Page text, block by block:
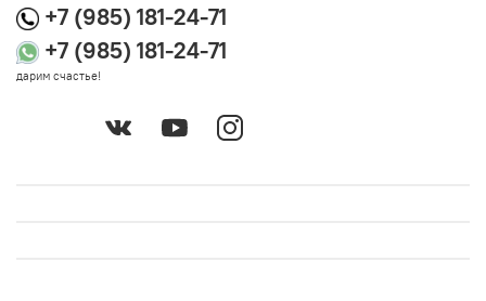
+7 (985) 181-24-71
+7 (985) 181-24-71
дарим счастье!